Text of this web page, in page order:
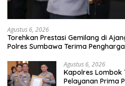
Agustus 6, 2026
Torehkan Prestasi Gemilang di
Polres Sumbawa Terima
Agustus 6, 2026
Kapolres Lombok
Pelayanan Prima